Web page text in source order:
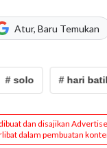
Atur, Baru Temukan
# solo # hari batik